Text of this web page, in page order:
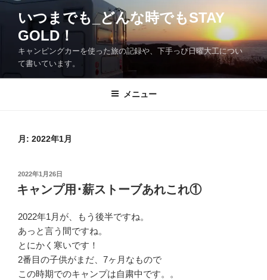
へ
いつまでも_どんな時でもSTAY
GOLD！
キャンピングカーを使った旅の記録や、下手っぴ日曜大工につい
て書いています。
メニュー
月: 2022年1月
投
稿
日:
2022年1月26日
キャンプ用･薪ストーブあれこれ①
2022年1月が、もう後半ですね。
あっと言う間ですね。
とにかく寒いです！
2番目の子供がまだ、7ヶ月なもので
この時期でのキャンプは自粛中です。。